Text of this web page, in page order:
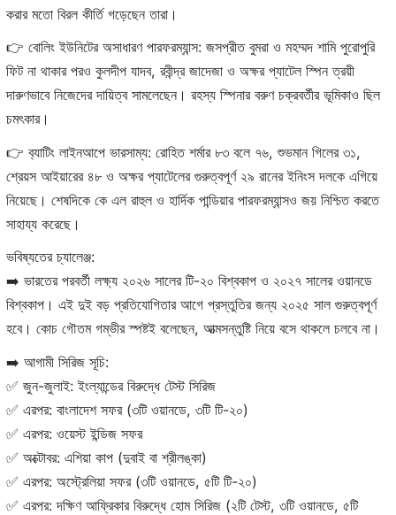
করার মতো বিরল কীর্তি গড়েছেন তারা।
👉 বোলিং ইউনিটের অসাধারণ পারফরম্যান্স: জসপ্রীত বুমরা ও মহম্মদ শামি পুরোপুরি
ফিট না থাকার পরও কুলদীপ যাদব, রবীন্দ্র জাদেজা ও অক্ষর প্যাটেল স্পিন ত্রয়ী
দারুণভাবে নিজেদের দায়িত্ব সামলেছেন। রহস্য স্পিনার বরুণ চক্রবর্তীর ভূমিকাও ছিল
চমৎকার।
👉 ব‍্যাটিং লাইনআপে ভারসাম্য: রোহিত শর্মার ৮৩ বলে ৭৬, শুভমান গিলের ৩১,
শ্রেয়স আইয়ারের ৪৮ ও অক্ষর প্যাটেলের গুরুত্বপূর্ণ ২৯ রানের ইনিংস দলকে এগিয়ে
নিয়েছে। শেষদিকে কে এল রাহুল ও হার্দিক পান্ডিয়ার পারফরম্যান্সও জয় নিশ্চিত করতে
সাহায্য করেছে।
ভবিষ্যতের চ্যালেঞ্জ:
➡️ ভারতের পরবর্তী লক্ষ্য ২০২৬ সালের টি-২০ বিশ্বকাপ ও ২০২৭ সালের ওয়ানডে
বিশ্বকাপ। এই দুই বড় প্রতিযোগিতার আগে প্রস্তুতির জন্য ২০২৫ সাল গুরুত্বপূর্ণ
হবে। কোচ গৌতম গম্ভীর স্পষ্টই বলেছেন, আত্মসন্তুষ্টি নিয়ে বসে থাকলে চলবে না।
➡️ আগামী সিরিজ সূচি:
✅ জুন-জুলাই: ইংল্যান্ডের বিরুদ্ধে টেস্ট সিরিজ
✅ এরপর: বাংলাদেশ সফর (৩টি ওয়ানডে, ৩টি টি-২০)
✅ এরপর: ওয়েস্ট ইন্ডিজ সফর
✅ অক্টোবর: এশিয়া কাপ (দুবাই বা শ্রীলঙ্কা)
✅ এরপর: অস্ট্রেলিয়া সফর (৩টি ওয়ানডে, ৫টি টি-২০)
✅ এরপর: দক্ষিণ আফ্রিকার বিরুদ্ধে হোম সিরিজ (২টি টেস্ট, ৩টি ওয়ানডে, ৫টি